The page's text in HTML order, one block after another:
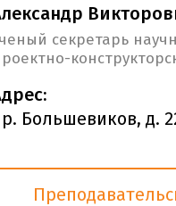
секретарь
Большевиков, д.